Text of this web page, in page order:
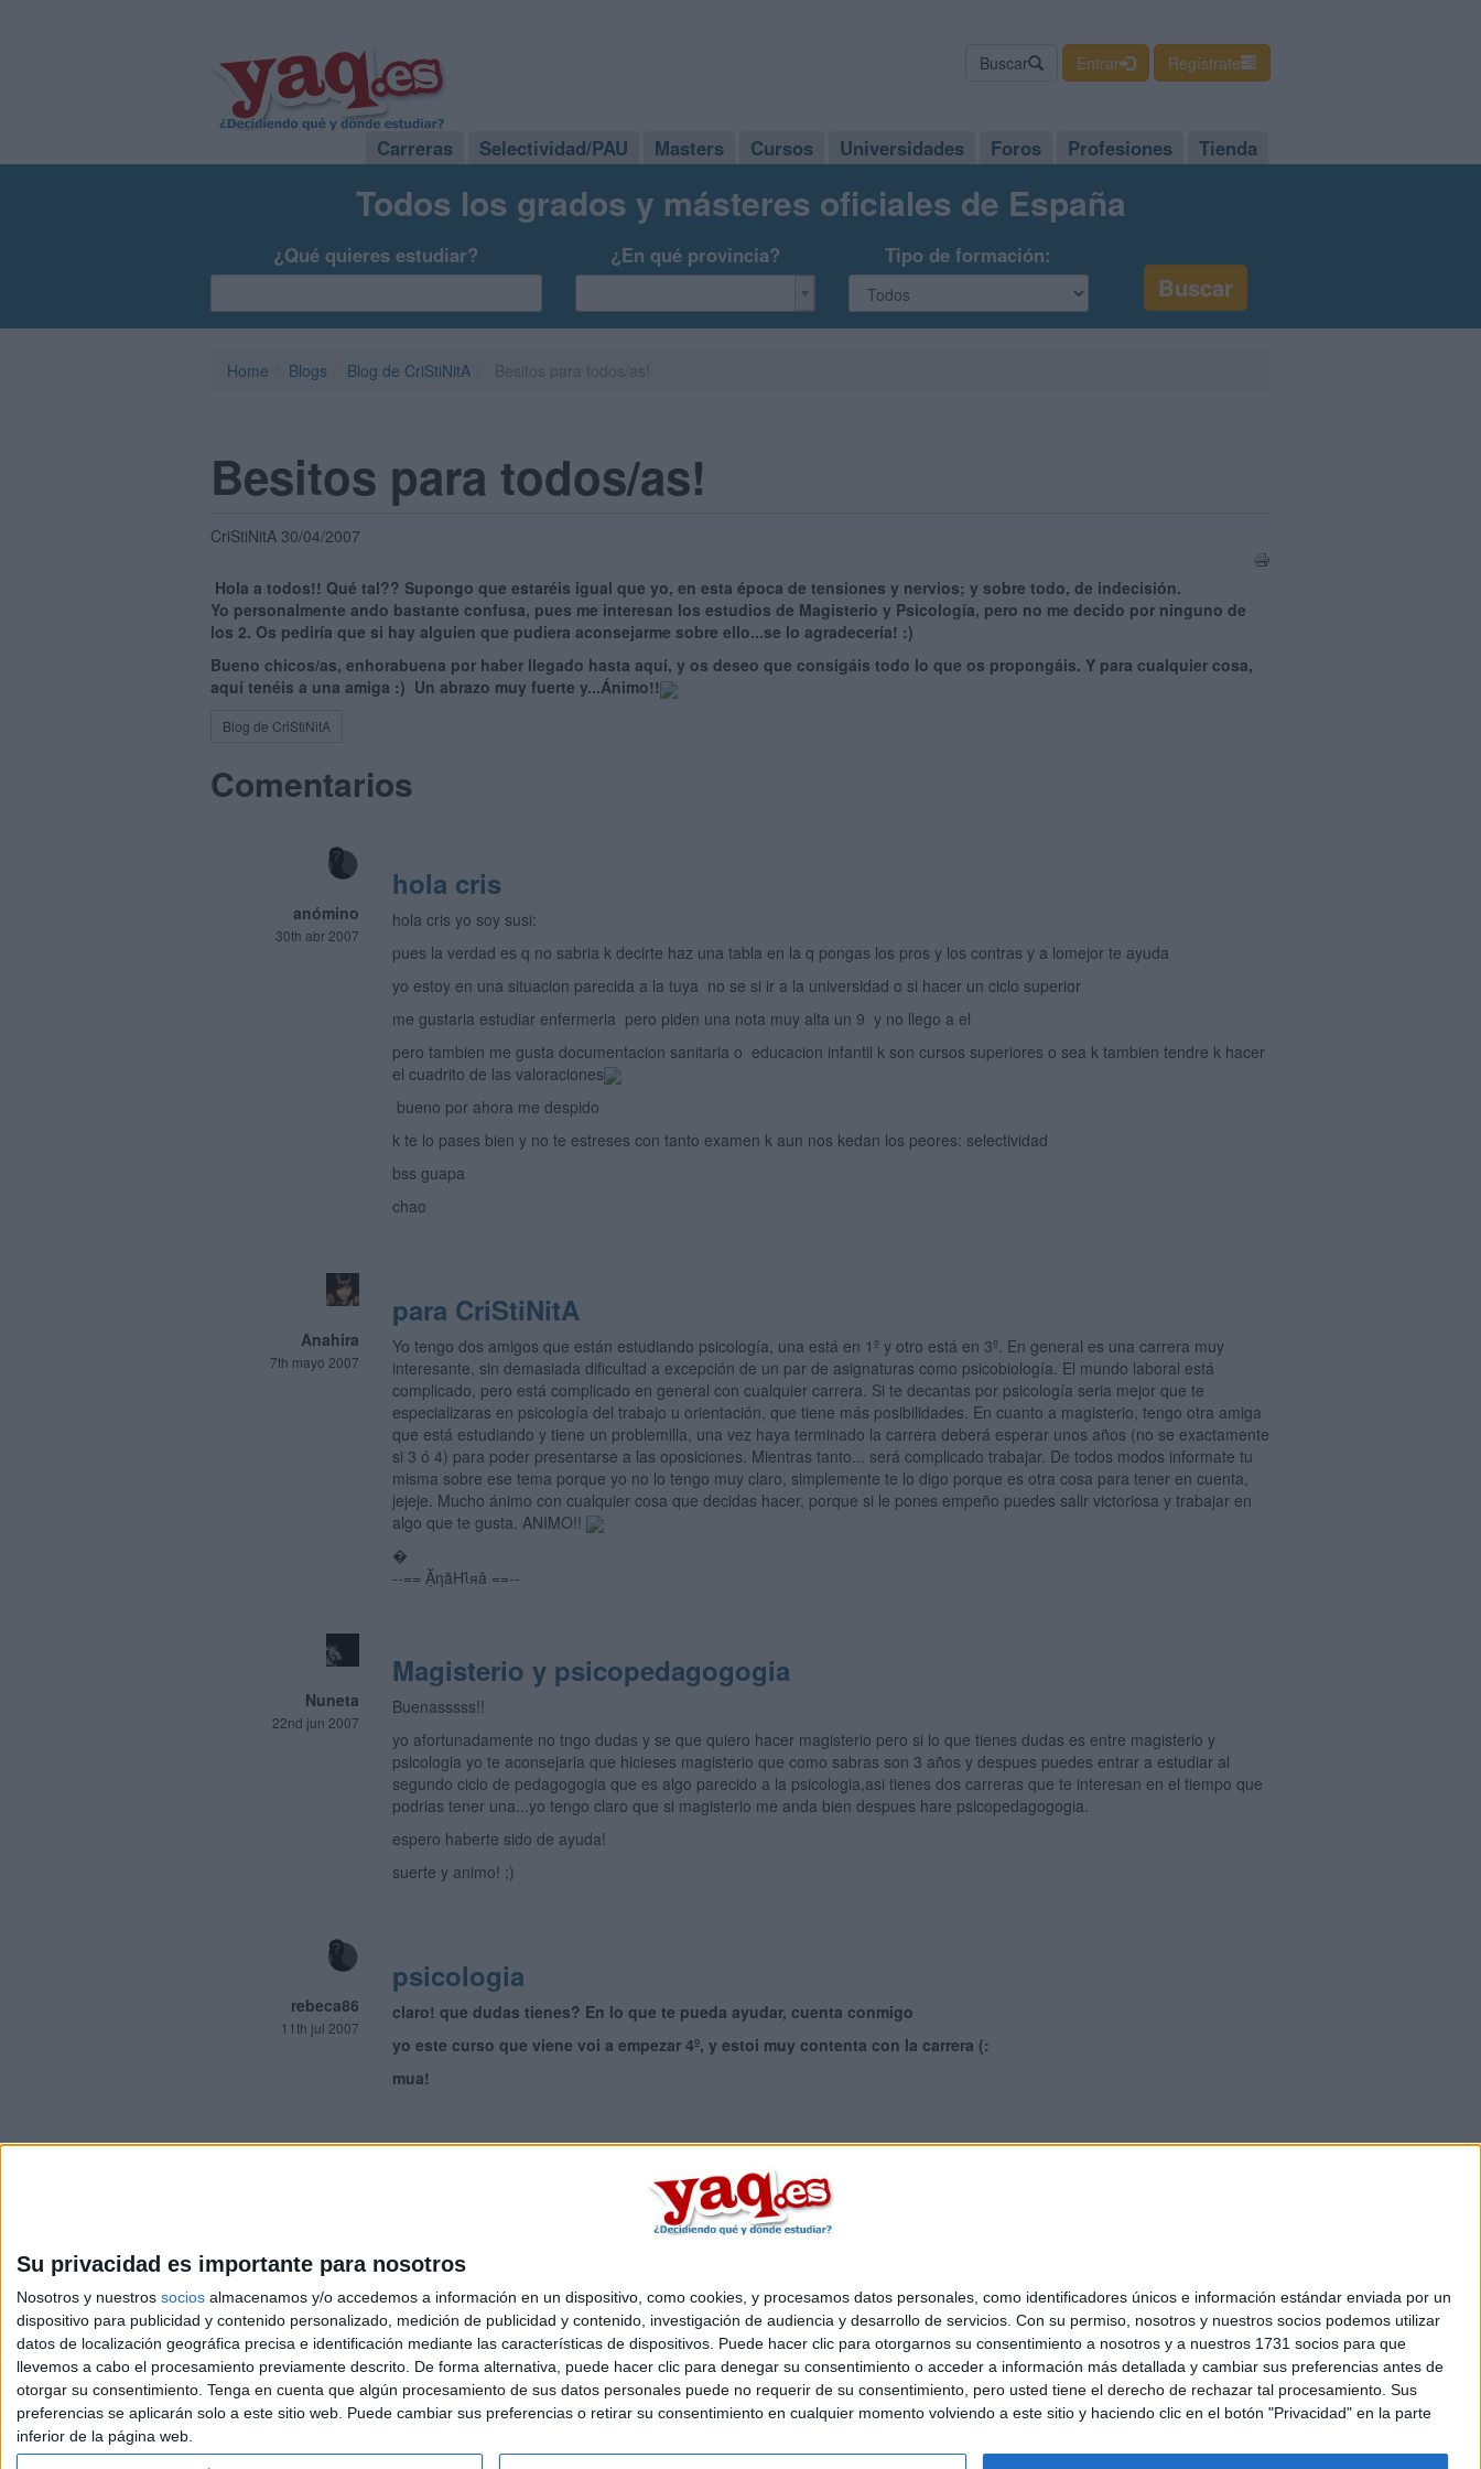
Su privacidad es importante para nosotros
Nosotros y nuestros socios almacenamos y/o accedemos a información en un dispositivo, como cookies, y procesamos datos personales, como identificadores únicos e información estándar enviada por un
dispositivo para publicidad y contenido personalizado, medición de publicidad y contenido, investigación de audiencia y desarrollo de servicios. Con su permiso, nosotros y nuestros socios podemos utilizar
datos de localización geográfica precisa e identificación mediante las características de dispositivos. Puede hacer clic para otorgarnos su consentimiento a nosotros y a nuestros 1731 socios para que
llevemos a cabo el procesamiento previamente descrito. De forma alternativa, puede hacer clic para denegar su consentimiento o acceder a información más detallada y cambiar sus preferencias antes de
otorgar su consentimiento. Tenga en cuenta que algún procesamiento de sus datos personales puede no requerir de su consentimiento, pero usted tiene el derecho de rechazar tal procesamiento. Sus
preferencias se aplicarán solo a este sitio web. Puede cambiar sus preferencias o retirar su consentimiento en cualquier momento volviendo a este sitio y haciendo clic en el botón "Privacidad" en la parte
inferior de la página web.
Buscar Entrar Regístrate
Carreras Selectividad/PAU Masters Cursos Universidades Foros Profesiones Tienda
Todos los grados y másteres oficiales de España
¿Qué quieres estudiar? ¿En qué provincia? Tipo de formación:
Home Blogs Blog de CriStiNitA
Besitos para todos/as!
CriStiNitA 30/04/2007
Hola a todos!! Qué tal?? Supongo que estaréis igual que yo, en esta época de tensiones y nervios; y sobre todo, de indecisión.
Yo personalmente ando bastante confusa, pues me interesan los estudios de Magisterio y Psicología, pero no me decido por ninguno de
los 2. Os pediría que si hay alguien que pudiera aconsejarme sobre ello...se lo agradecería! :)
Bueno chicos/as, enhorabuena por haber llegado hasta aquí, y os deseo que consigáis todo lo que os propongáis. Y para cualquier cosa,
aquí tenéis a una amiga :) Un abrazo muy fuerte y...Ánimo!!
Blog de CriStiNitA
Comentarios
anómino
30th abr 2007
hola cris
hola cris yo soy susi:
pues la verdad es q no sabria k decirte haz una tabla en la q pongas los pros y los contras y a lomejor te ayuda
yo estoy en una situacion parecida a la tuya no se si ir a la universidad o si hacer un ciclo superior
me gustaria estudiar enfermeria pero piden una nota muy alta un 9 y no llego a el
pero tambien me gusta documentacion sanitaria o educacion infantil k son cursos superiores o sea k tambien tendre k hacer
el cuadrito de las valoraciones
bueno por ahora me despido
k te lo pases bien y no te estreses con tanto examen k aun nos kedan los peores: selectividad
bss guapa
chao
Anahira
7th mayo 2007
para CriStiNitA
Yo tengo dos amigos que están estudiando psicología, una está en 1º y otro está en 3º. En general es una carrera muy
interesante, sin demasiada dificultad a excepción de un par de asignaturas como psicobiología. El mundo laboral está
complicado, pero está complicado en general con cualquier carrera. Si te decantas por psicología seria mejor que te
especializaras en psicología del trabajo u orientación, que tiene más posibilidades. En cuanto a magisterio, tengo otra amiga
que está estudiando y tiene un problemilla, una vez haya terminado la carrera deberá esperar unos años (no se exactamente
si 3 ó 4) para poder presentarse a las oposiciones. Mientras tanto... será complicado trabajar. De todos modos informate tu
misma sobre ese tema porque yo no lo tengo muy claro, simplemente te lo digo porque es otra cosa para tener en cuenta,
jejeje. Mucho ánimo con cualquier cosa que decidas hacer, porque si le pones empeño puedes salir victoriosa y trabajar en
algo que te gusta. ANIMO!!
�
--==ẶηãHΐяâ ==--
Nuneta
22nd jun 2007
Magisterio y psicopedagogogia
Buenasssss!!
yo afortunadamente no tngo dudas y se que quiero hacer magisterio pero si lo que tienes dudas es entre magisterio y
psicologia yo te aconsejaria que hicieses magisterio que como sabras son 3 años y despues puedes entrar a estudiar al
segundo ciclo de pedagogogia que es algo parecido a la psicologia,asi tienes dos carreras que te interesan en el tiempo que
podrias tener una...yo tengo claro que si magisterio me anda bien despues hare psicopedagogogia.
espero haberte sido de ayuda!
suerte y animo! ;)
rebeca86
11th jul 2007
psicologia
claro! que dudas tienes? En lo que te pueda ayudar, cuenta conmigo
yo este curso que viene voi a empezar 4º, y estoi muy contenta con la carrera (:
mua!
Quiénes somos|Contactar|Anúnciate
Aviso legal|Politica de privacidad|Condiciones generales|Política de cookies
© 2003-2026Compás Mediterráneo S.L.- Diego de León 47 - 28006 Madrid [ESPAÑA] - Tel. +34 91 593 2767